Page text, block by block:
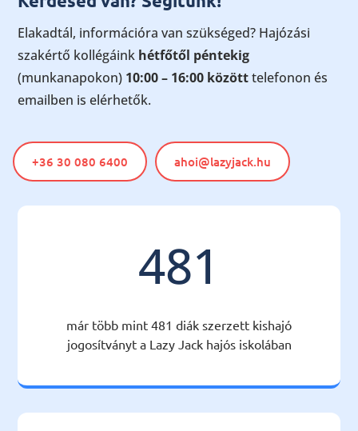
Elakadtál, információra van szükséged? Hajózási
szakértő kollégáink hétfőtől péntekig
(munkanapokon) 10:00 – 16:00 közötttelefonon és
emailben is elérhetők.
+36 30 080 6400 ahoi@lazyjack.hu
481
már több mint 481 diák szerzett kishajó
jogosítványt a Lazy Jack hajós iskolában